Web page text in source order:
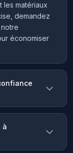
les matériaux
demandez
économiser
à